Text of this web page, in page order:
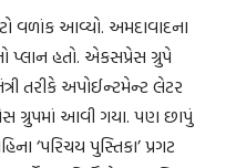
વળાંક આવ્યો. અમદાવાદના
પ્લાન હતો. એકસપ્રેસ ગ્રુપે
તરીકે અપોઈન્ટમેન્ટ લેટર
ગ્રુપમાં આવી ગયા. પણ છાપું
‘પરિચય પુસ્તિકા’ પ્રગટ